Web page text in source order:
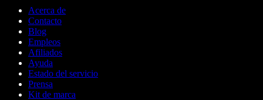
Acerca de
Contacto
Blog
Empleos
Afiliados
Ayuda
Estado del servicio
Prensa
Kit de marca